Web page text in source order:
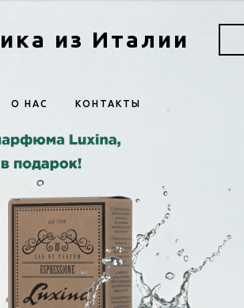
из Италии
О НАС КОНТАКТЫ